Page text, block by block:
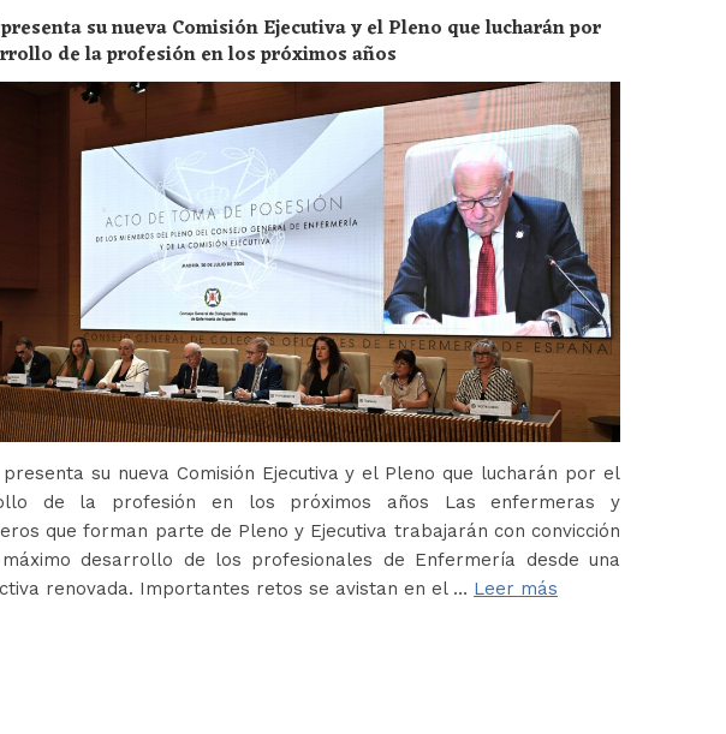
presenta su nueva Comisión Ejecutiva y el Pleno que lucharán por
de la profesión en los próximos años
presenta su nueva Comisión Ejecutiva y el Pleno que lucharán por el
de la profesión en los próximos años Las enfermeras y
que forman parte de Pleno y Ejecutiva trabajarán con convicción
desarrollo de los profesionales de Enfermería desde una
renovada. Importantes retos se avistan en el … Leer más